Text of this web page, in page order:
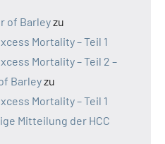
of Barleyzu
Mortality – Teil 1
Mortality – Teil 2 –
Barleyzu
Mortality – Teil 1
Mitteilung der HCC